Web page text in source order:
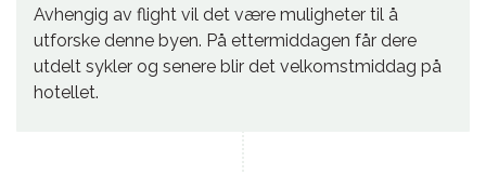
Avhengig av flight vil det være muligheter til å
utforske denne byen. På ettermiddagen får dere
utdelt sykler og senere blir det velkomstmiddag på
hotellet.